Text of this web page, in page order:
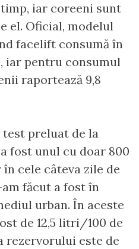
iar coreeni sunt
el. Oficial, modelul
facelift consumă în
iar pentru consumul
raportează 9,8
preluat de la
fost unul cu doar 800
cele câteva zile de
făcut a fost în
urban. În aceste
de 12,5 litri/100 de
rezervorului este de